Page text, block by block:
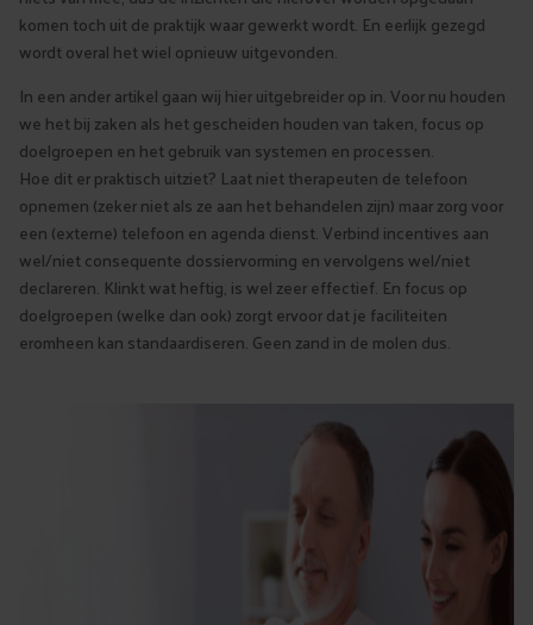
komen toch uit de praktijk waar gewerkt wordt. En eerlijk gezegd
wordt overal het wiel opnieuw uitgevonden.
In een ander artikel gaan wij hier uitgebreider op in. Voor nu houden
we het bij zaken als het gescheiden houden van taken, focus op
doelgroepen en het gebruik van systemen en processen.
Hoe dit er praktisch uitziet? Laat niet therapeuten de telefoon
opnemen (zeker niet als ze aan het behandelen zijn) maar zorg voor
een (externe) telefoon en agenda dienst. Verbind incentives aan
wel/niet consequente dossiervorming en vervolgens wel/niet
declareren. Klinkt wat heftig, is wel zeer effectief. En focus op
doelgroepen (welke dan ook) zorgt ervoor dat je faciliteiten
eromheen kan standaardiseren. Geen zand in de molen dus.